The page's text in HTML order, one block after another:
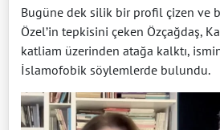
Bugüne dek silik bir profil çizen ve
Özel’in tepkisini çeken Özçağdaş,
katliam üzerinden atağa kalktı,
İslamofobik söylemlerde bulundu.